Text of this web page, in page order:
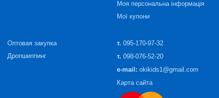
Моя персональна інформація
Мої купони
Оптовая закупка
Дропшиппинг
т. 095-170-97-32
т. 098-076-52-20
e-mail: okikids1@gmail.com
Карта сайта